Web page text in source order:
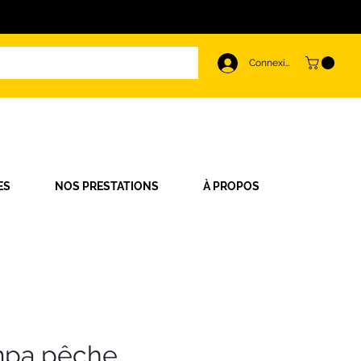
Connexion
NOS PRESTATIONS À PROPOS